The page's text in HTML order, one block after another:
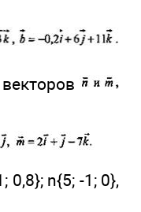
0,8}; n{5; -1; 0},